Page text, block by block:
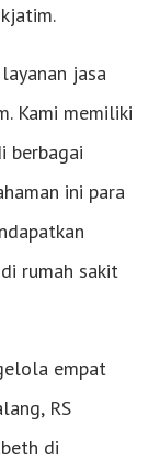
jasa
Kami memiliki
berbagai
ini para
rumah sakit
empat
RS
di